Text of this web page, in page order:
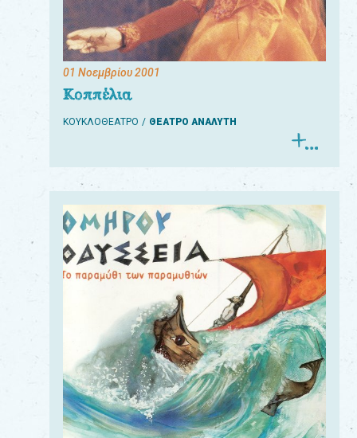
01 Νοεμβρίου 2001
Κοππέλια
ΚΟΥΚΛΟΘΕΑΤΡΟ ΘΕΑΤΡΟ ΑΝΑΛΥΤΗ
συλλόγους
παραγωγούς
συνεργάτες